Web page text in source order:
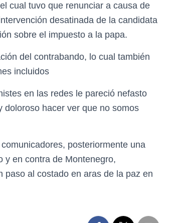
cual tuvo que renunciar a causa de
desatinada de la candidata
sobre el impuesto a la papa.
del contrabando, lo cual también
incluidos
en las redes le pareció nefasto
doloroso hacer ver que no somos
posteriormente una
y en contra de Montenegro,
paso al costado en aras de la paz en